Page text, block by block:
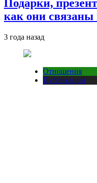
Подарки,
как они связаны
3 года назад
Отношения
Публикации